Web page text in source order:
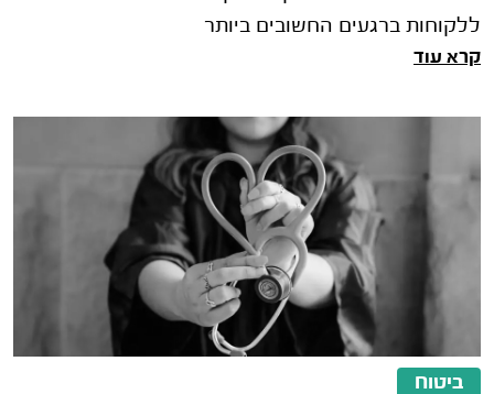
ללקוחות ברגעים החשובים ביותר
קרא עוד
ביטוח